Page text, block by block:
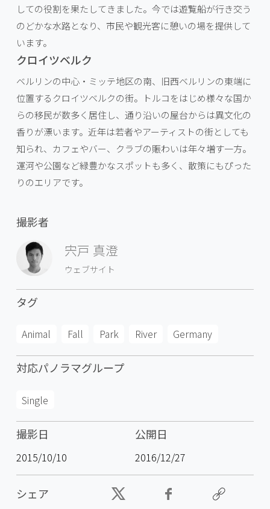
しての役割を果たしてきました。今では遊覧船が行き交う
のどかな水路となり、市民や観光客に憩いの場を提供して
います。
クロイツベルク
ベルリンの中心・ミッテ地区の南、旧西ベルリンの東端に
位置するクロイツベルクの街。トルコをはじめ様々な国か
らの移民が数多く居住し、通り沿いの屋台からは異文化の
香りが漂います。近年は若者やアーティストの街としても
知られ、カフェやバー、クラブの賑わいは年々増す一方。
運河や公園など緑豊かなスポットも多く、散策にもぴった
りのエリアです。
撮影者
宍戸 真澄
ウェブサイト
タグ
Animal Fall Park River Germany
対応パノラマグループ
Single
撮影日
2015/10/10
公開日
2016/12/27
シェア